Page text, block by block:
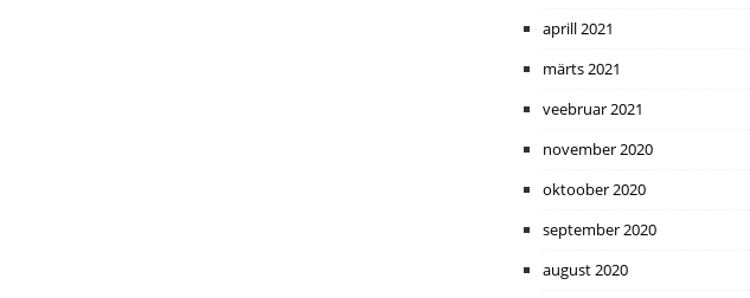
aprill 2021
märts 2021
veebruar 2021
november 2020
oktoober 2020
september 2020
august 2020